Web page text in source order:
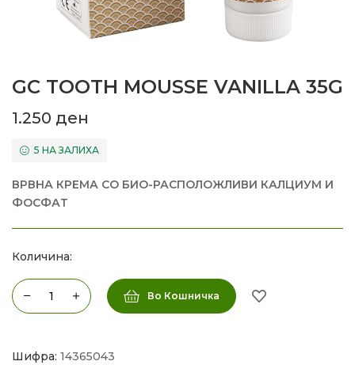
GC TOOTH MOUSSE VANILLA 35G
1.250 ден
5 НА ЗАЛИХА
ВРВНА КРЕМА СО БИО-РАСПОЛОЖЛИВИ КАЛЦИУМ И
ФОСФАТ
Количина:
Во Кошничка
Шифра: 14365043